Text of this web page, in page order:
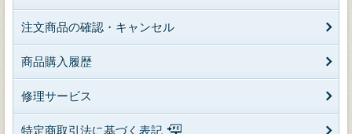
注文商品の確認・キャンセル
商品購入履歴
修理サービス
特定商取引法に基づく表記